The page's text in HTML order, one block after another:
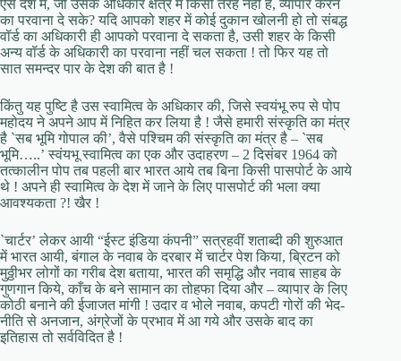
ऐसे देश में, जो उसके अधिकार क्षेत्र में किसी तरह नहीं है, व्यापार करने
का परवाना दे सके? यदि आपको शहर में कोई दुकान खोलनी हो तो संबद्ध
वॉर्ड का अधिकारी ही आपको परवाना दे सकता है, उसी शहर के किसी
अन्य वॉर्ड के अधिकारी का परवाना नहीं चल सकता ! तो फिर यह तो
सात समन्दर पार के देश की बात है !
किंतु यह पुष्टि है उस स्वामित्व के अधिकार की, जिसे स्वयंभू रुप से पोप
महोदय ने अपने आप में निहित कर लिया है ! जैसे हमारी संस्कृति का मंत्र
है `सब भूमि गोपाल की’, वैसे पश्चिम की संस्कृति का मंत्र है – `सब
भूमि…..’ स्वंयभू स्वामित्व का एक और उदाहरण – 2 दिसंबर 1964 को
तत्कालीन पोप तब पहली बार भारत आये तब बिना किसी पासपोर्ट के आये
थे ! अपने ही स्वामित्व के देश में जाने के लिए पासपोर्ट की भला क्या
आवश्यकता ?! खैर !
`चार्टर’ लेकर आयी “ईस्ट इंडिया कंपनी” सत्रहवीं शताब्दी की शुरुआत
में भारत आयी, बंगाल के नवाब के दरबार में चार्टर पेश किया, ब्रिटन को
मुठ्ठीभर लोगों का गरीब देश बताया, भारत की समृद्धि और नवाब साहब के
गुणगान किये, काँच के बने सामान का तोहफा दिया और – व्यापार के लिए
कोठी बनाने की ईजाजत मांगी ! उदार व भोले नवाब, कपटी गोरों की भेद-
नीति से अनजान, अंग्रेजों के प्रभाव में आ गये और उसके बाद का
इतिहास तो सर्वविदित है !